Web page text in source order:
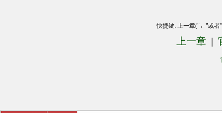
快捷鍵: 上一章("←"或
上一章 |